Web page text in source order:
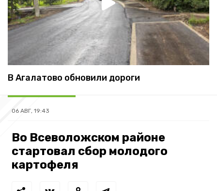
В Агалатово обновили дороги
06 АВГ, 19:43
Во Всеволожском районе
стартовал сбор молодого
картофеля